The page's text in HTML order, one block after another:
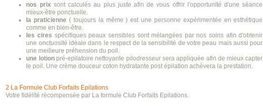
nos prix sont calculés au plus juste afin de vous offrir l'opportunité d'une séance
mieux-être ponctuelle.
la praticienne ( toujours la même ) est une personne expérimentée en esthétique
comme en bien-être.
les cires spécifiques peaux sensibles sont mélangées par nos soins afin d'obtenir
une onctuosité idéale dans le respect de la sensibilité de votre peau mais aussi pour
une meilleure préhension du poil.
une lotionpré-epilatoire nettoyante pilodresseur sera appliquée afin de mieux capter
le poil. Une crème douceur coton hydratante post épilation achèvera la prestation.
2 La Formule Club Forfaits Epilations
Votre fidélité récompensée par La formule Club Forfaits Epilations.